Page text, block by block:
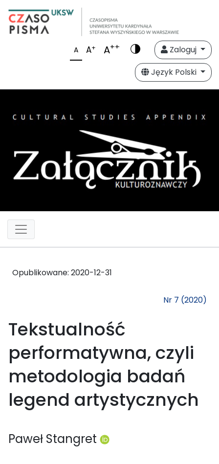
A A+ A++
Zaloguj
Język Polski
Opublikowane: 2020-12-31
Nr 7 (2020)
Tekstualność
performatywna, czyli
metodologia badań
legend artystycznych
Paweł Stangret